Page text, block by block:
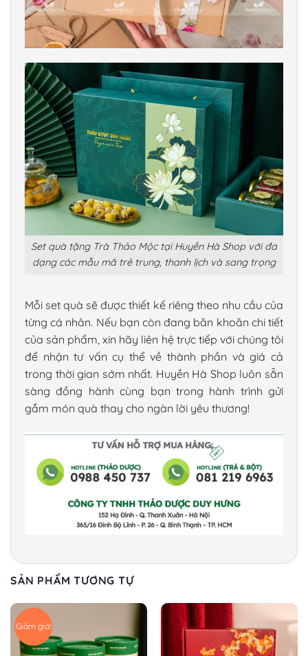
Set quà tặng Trà Thảo Mộc tại Huyền Hà Shop với đa
dạng các mẫu mã trẻ trung, thanh lịch và sang trọng
Mỗi set quà sẽ được thiết kế riêng theo nhu cầu của
từng cá nhân. Nếu bạn còn đang băn khoăn chi tiết
của sản phẩm, xin hãy liên hệ trực tiếp với chúng tôi
để nhận tư vấn cụ thể về thành phần và giá cả
trong thời gian sớm nhất. Huyền Hà Shop luôn sẵn
sàng đồng hành cùng bạn trong hành trình gửi
gắm món quà thay cho ngàn lời yêu thương!
SẢN PHẨM TƯƠNG TỰ
Giảm giá!